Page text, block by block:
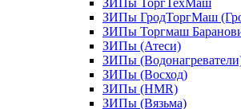
ЗИПы ТоргТехМаш
ЗИПы ГродТоргМаш
ЗИПы Торгмаш
ЗИПы (Атеси)
ЗИПы
ЗИПы (Восход)
ЗИПы (HMR)
ЗИПы (Вязьма)